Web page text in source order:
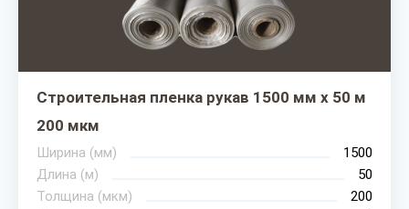
Строительная пленка рукав 1500 мм х 50 м
200 мкм
Ширина (мм)
1500
Длина (м)
50
Толщина (мкм)
200